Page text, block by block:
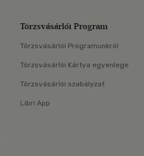
Törzsvásárlói Program
Törzsvásárlói Programunkról
Törzsvásárlói Kártya egyenlege
Törzsvásárlói szabályzat
Libri App